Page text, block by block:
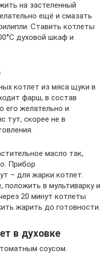
на застеленный
ещё и смазать
Ставить котлеты
духовой шкаф и
котлет из мяса щуки в
фарш, в состав
его желательно и
тут, скорее не в
масло так,
Прибор
– для жарки котлет.
положить в мультиварку и
20 минут котлеты
жарить до готовности.
в духовке
соусом.